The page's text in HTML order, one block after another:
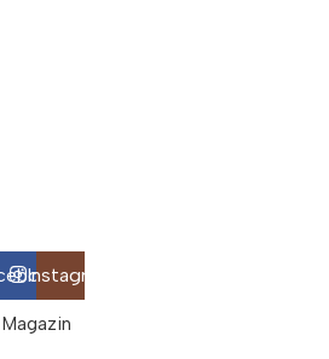
Instagram
Magazin